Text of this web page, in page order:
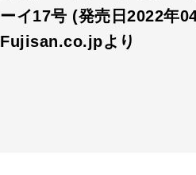
ーイ17号 (発売日2022年
Fujisan.co.jpより